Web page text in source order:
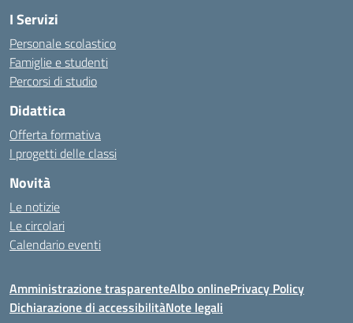
I Servizi
Personale scolastico
Famiglie e studenti
Percorsi di studio
Didattica
Offerta formativa
I progetti delle classi
Novità
Le notizie
Le circolari
Calendario eventi
Amministrazione trasparenteAlbo onlinePrivacy Policy
Dichiarazione di accessibilitàNote legali